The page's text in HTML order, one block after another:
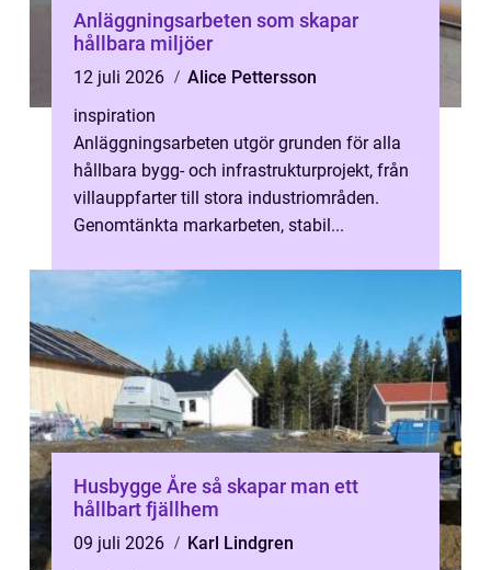
Anläggningsarbeten som skapar
hållbara miljöer
12 juli 2026
Alice Pettersson
inspiration
Anläggningsarbeten utgör grunden för alla
hållbara bygg- och infrastrukturprojekt, från
villauppfarter till stora industriområden.
Genomtänkta markarbeten, stabil...
Husbygge Åre så skapar man ett
hållbart fjällhem
09 juli 2026
Karl Lindgren